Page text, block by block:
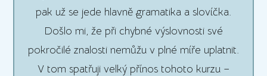
pak už se jede hlavně gramatika a slovíčka.
Došlo mi, že při chybné výslovnosti své
pokročilé znalosti nemůžu v plné míře uplatnit.
V tom spatřuji velký přínos tohoto kurzu –